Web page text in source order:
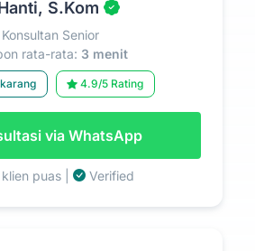
S.Kom
Konsultan Senior
rata-rata: 3 menit
4.9/5 Rating
via WhatsApp
puas | Verified